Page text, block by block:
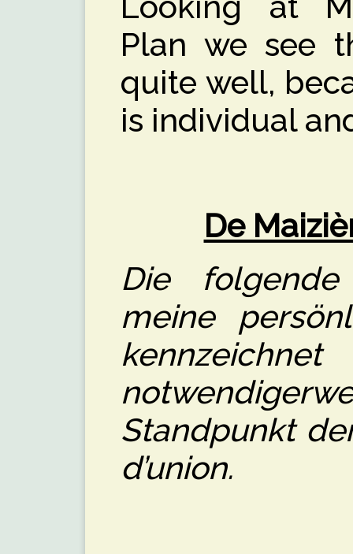
Plan we see
quite well,
is individual
De
Die
meine
Standpunkt
d’union.